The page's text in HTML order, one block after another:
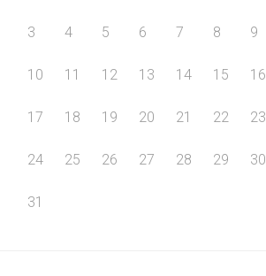
3 4 5 6 7 8 9
10 11 12 13 14 15 16
17 18 19 20 21 22 23
24 25 26 27 28 29 30
31